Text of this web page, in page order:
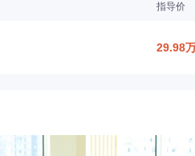
指导价
29.98